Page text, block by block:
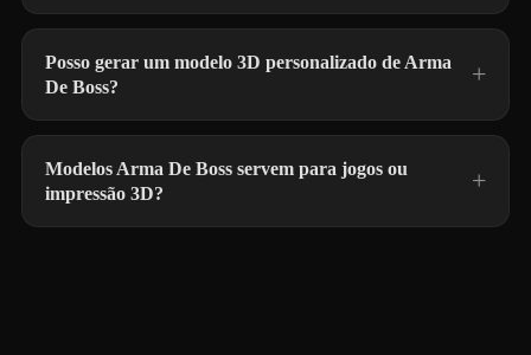
Posso gerar um modelo 3D personalizado de Arma
De Boss?
Modelos Arma De Boss servem para jogos ou
impressão 3D?